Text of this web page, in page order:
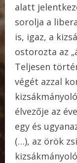
alatt
sorolja a
is, igaz, a
ostorozta az
Teljesen
végét azzal
élvezője az
egy és
(…), az örök